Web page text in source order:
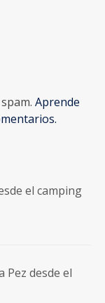
Aprende
el camping
Pez desde el